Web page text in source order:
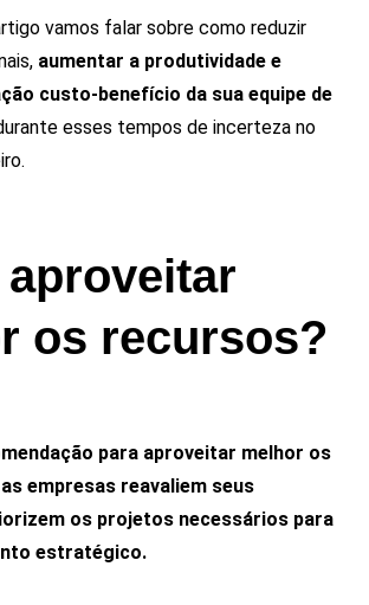
vamos falar sobre como reduzir
aumentar a produtividade e
custo-benefício da sua equipe de
esses tempos de incerteza no
os recursos?
para aproveitar melhor os
empresas reavaliem seus
os projetos necessários para
estratégico.